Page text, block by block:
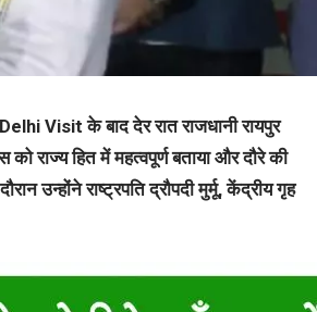
Visit के बाद देर रात राजधानी रायपुर
राज्य हित में महत्वपूर्ण बताया और दौरे की
उन्होंने राष्ट्रपति द्रौपदी मुर्मू, केंद्रीय गृह